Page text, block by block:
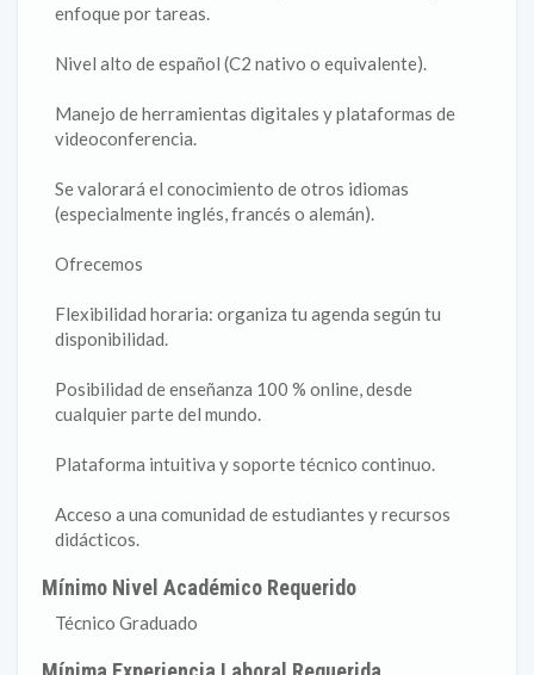
enfoque por tareas.
Nivel alto de español (C2 nativo o equivalente).
Manejo de herramientas digitales y plataformas de
videoconferencia.
Se valorará el conocimiento de otros idiomas
(especialmente inglés, francés o alemán).
Ofrecemos
Flexibilidad horaria: organiza tu agenda según tu
disponibilidad.
Posibilidad de enseñanza 100 % online, desde
cualquier parte del mundo.
Plataforma intuitiva y soporte técnico continuo.
Acceso a una comunidad de estudiantes y recursos
didácticos.
Mínimo Nivel Académico Requerido
Técnico Graduado